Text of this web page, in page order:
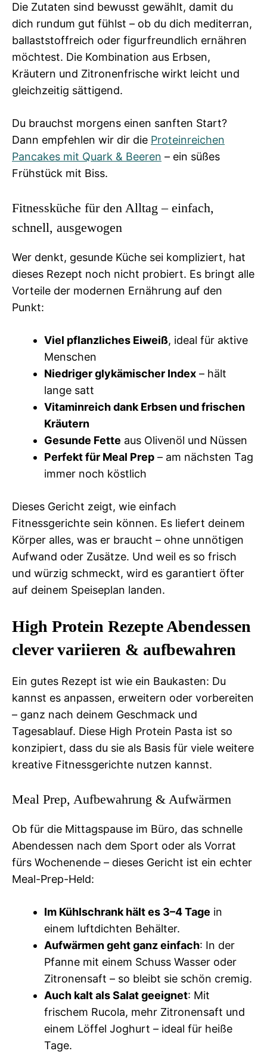
Die Zutaten sind bewusst gewählt, damit du
dich rundum gut fühlst – ob du dich mediterran,
ballaststoffreich oder figurfreundlich ernähren
möchtest. Die Kombination aus Erbsen,
Kräutern und Zitronenfrische wirkt leicht und
gleichzeitig sättigend.
Du brauchst morgens einen sanften Start?
Dann empfehlen wir dir die Proteinreichen
Pancakes mit Quark & Beeren – ein süßes
Frühstück mit Biss.
Fitnessküche für den Alltag – einfach,
schnell, ausgewogen
Wer denkt, gesunde Küche sei kompliziert, hat
dieses Rezept noch nicht probiert. Es bringt alle
Vorteile der modernen Ernährung auf den
Punkt:
Viel pflanzliches Eiweiß, ideal für aktive
Menschen
Niedriger glykämischer Index – hält
lange satt
Vitaminreich dank Erbsen und frischen
Kräutern
Gesunde Fette aus Olivenöl und Nüssen
Perfekt für Meal Prep – am nächsten Tag
immer noch köstlich
Dieses Gericht zeigt, wie einfach
Fitnessgerichte sein können. Es liefert deinem
Körper alles, was er braucht – ohne unnötigen
Aufwand oder Zusätze. Und weil es so frisch
und würzig schmeckt, wird es garantiert öfter
auf deinem Speiseplan landen.
High Protein Rezepte Abendessen
clever variieren & aufbewahren
Ein gutes Rezept ist wie ein Baukasten: Du
kannst es anpassen, erweitern oder vorbereiten
– ganz nach deinem Geschmack und
Tagesablauf. Diese High Protein Pasta ist so
konzipiert, dass du sie als Basis für viele weitere
kreative Fitnessgerichte nutzen kannst.
Meal Prep, Aufbewahrung & Aufwärmen
Ob für die Mittagspause im Büro, das schnelle
Abendessen nach dem Sport oder als Vorrat
fürs Wochenende – dieses Gericht ist ein echter
Meal-Prep-Held:
Im Kühlschrank hält es 3–4 Tage in
einem luftdichten Behälter.
Aufwärmen geht ganz einfach: In der
Pfanne mit einem Schuss Wasser oder
Zitronensaft – so bleibt sie schön cremig.
Auch kalt als Salat geeignet: Mit
frischem Rucola, mehr Zitronensaft und
einem Löffel Joghurt – ideal für heiße
Tage.